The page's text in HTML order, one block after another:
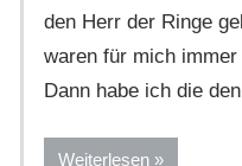
den Herr der Ringe
waren für mich
Dann habe ich die
Weiterlesen